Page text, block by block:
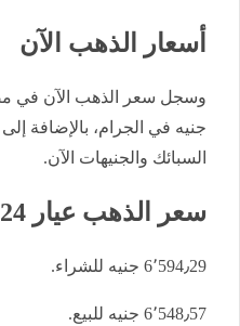
أسعار الذهب الآن
جنيه في الجرام، بالإضافة
السبائك والجنيهات الآن.
سعر الذهب عيار 24
6٬594٫29 جنيه للشراء.
6٬548٫57 جنيه للبيع.